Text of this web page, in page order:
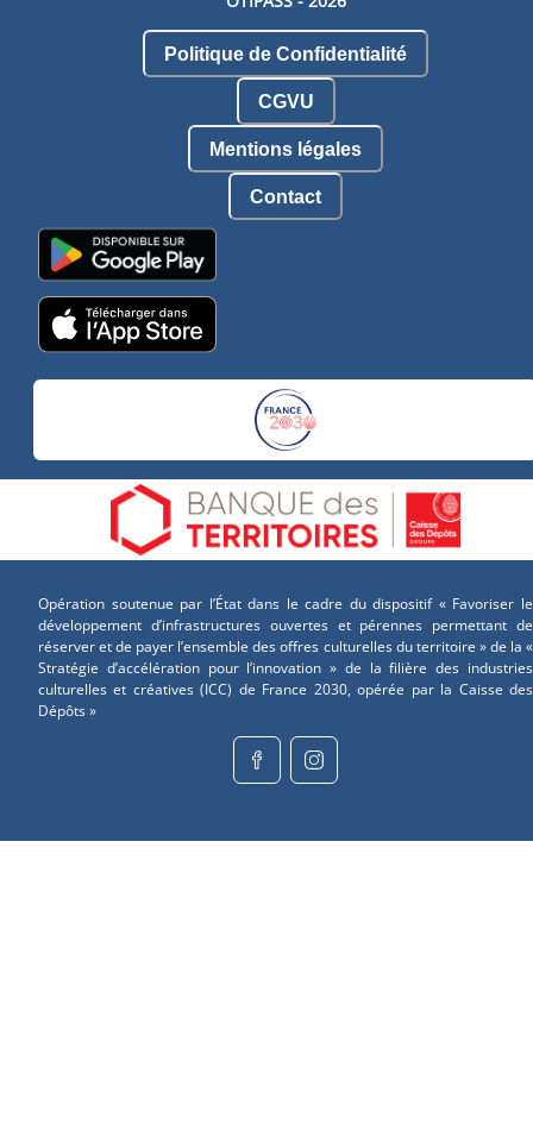
Politique de Confidentialité
CGVU
Mentions légales
Contact
Opération soutenue par l’État dans le cadre du dispositif « Favoriser le
développement d’infrastructures ouvertes et pérennes permettant de
réserver et de payer l’ensemble des offres culturelles du territoire » de la «
Stratégie d’accélération pour l’innovation » de la filière des industries
culturelles et créatives (ICC) de France 2030, opérée par la Caisse des
Dépôts »